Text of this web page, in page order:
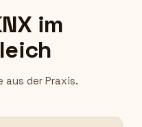
im
der Praxis.